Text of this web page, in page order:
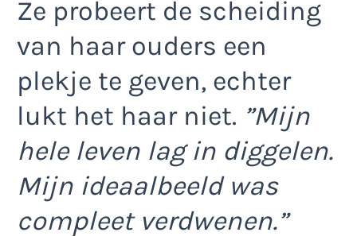
Ze probeert de scheiding
van haar ouders een
plekje te geven, echter
lukt het haar niet. ”Mijn
hele leven lag in diggelen.
Mijn ideaalbeeld was
compleet verdwenen.”